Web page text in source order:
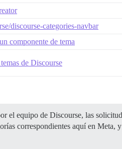
discourse-categories-navbar
componente de tema
de Discourse
el equipo de Discourse, las
correspondientes aquí en